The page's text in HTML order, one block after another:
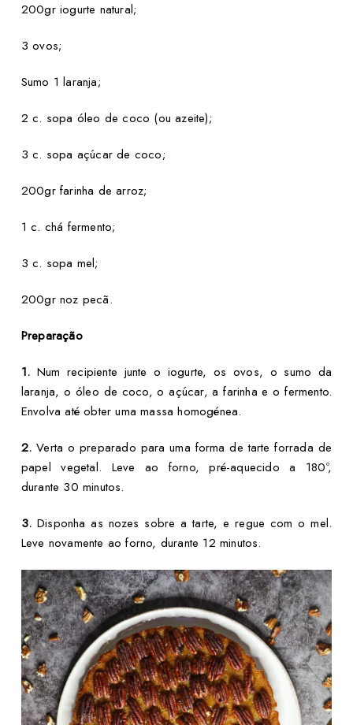
200gr iogurte natural;
3 ovos;
Sumo 1 laranja;
2 c. sopa óleo de coco (ou azeite);
3 c. sopa açúcar de coco;
200gr farinha de arroz;
1 c. chá fermento;
3 c. sopa mel;
200gr noz pecã.
Preparação
1. Num recipiente junte o iogurte, os ovos, o sumo da
laranja, o óleo de coco, o açúcar, a farinha e o fermento.
Envolva até obter uma massa homogénea.
2. Verta o preparado para uma forma de tarte forrada de
papel vegetal. Leve ao forno, pré-aquecido a 180º,
durante 30 minutos.
3. Disponha as nozes sobre a tarte, e regue com o mel.
Leve novamente ao forno, durante 12 minutos.